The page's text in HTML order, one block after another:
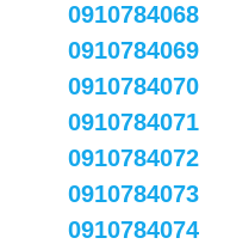
0910784068
0910784069
0910784070
0910784071
0910784072
0910784073
0910784074